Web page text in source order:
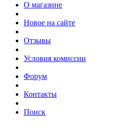
О магазине
Новое на сайте
Отзывы
Условия комиссии
Форум
Контакты
Поиск